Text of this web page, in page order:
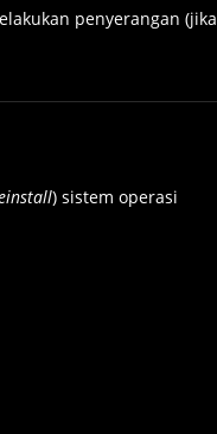
penyerangan (jika
) sistem operasi